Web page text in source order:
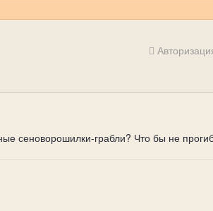
сеноворошилки-грабли? Что бы не